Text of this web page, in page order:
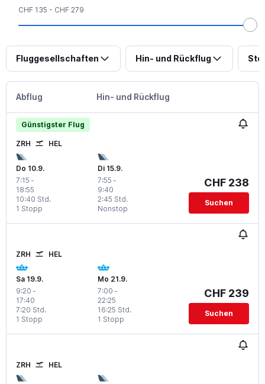
CHF 135 - CHF 279
Fluggesellschaften Hin- und Rückflug
Abflug Hin- und Rückflug
Günstigster Flug
ZRH HEL
Do 10.9.
7:15 -
18:55
1 Stopp
10:40 Std.
Di 15.9.
7:55 -
9:40
Nonstop
2:45 Std.
CHF 238
Suchen
ZRH HEL
Sa 19.9.
9:20 -
17:40
1 Stopp
7:20 Std.
Mo 21.9.
7:00 -
22:25
1 Stopp
16:25 Std.
CHF 239
Suchen
ZRH HEL